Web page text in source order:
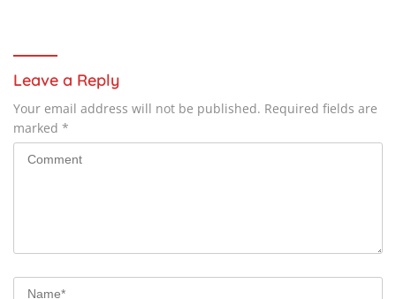
Leave a Reply
Your email address will not be published. Required fields are
marked *